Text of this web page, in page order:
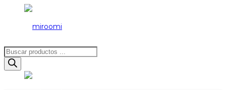
Búsqueda
de
productos